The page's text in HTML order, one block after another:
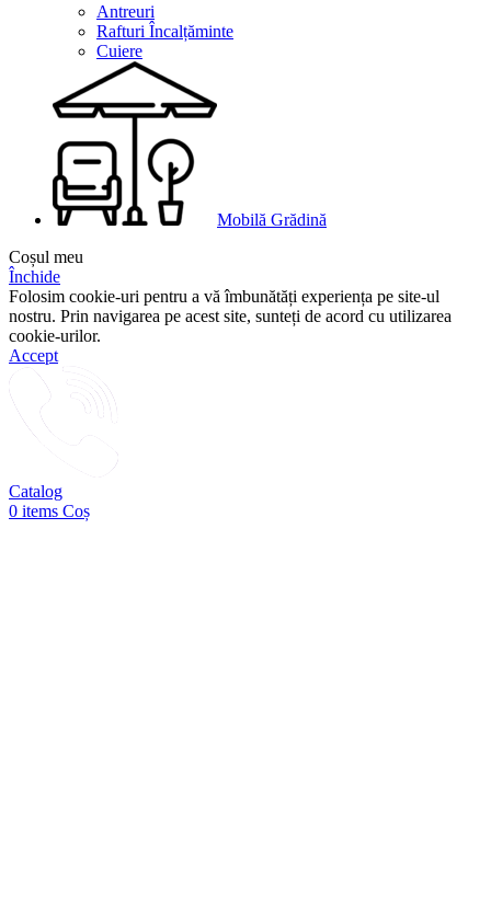
Antreuri
Rafturi Încalțăminte
Cuiere
Mobilă Grădină
Coșul meu
Închide
Folosim cookie-uri pentru a vă îmbunătăți experiența pe site-ul
nostru. Prin navigarea pe acest site, sunteți de acord cu utilizarea
cookie-urilor.
Accept
Catalog
0 items Coș